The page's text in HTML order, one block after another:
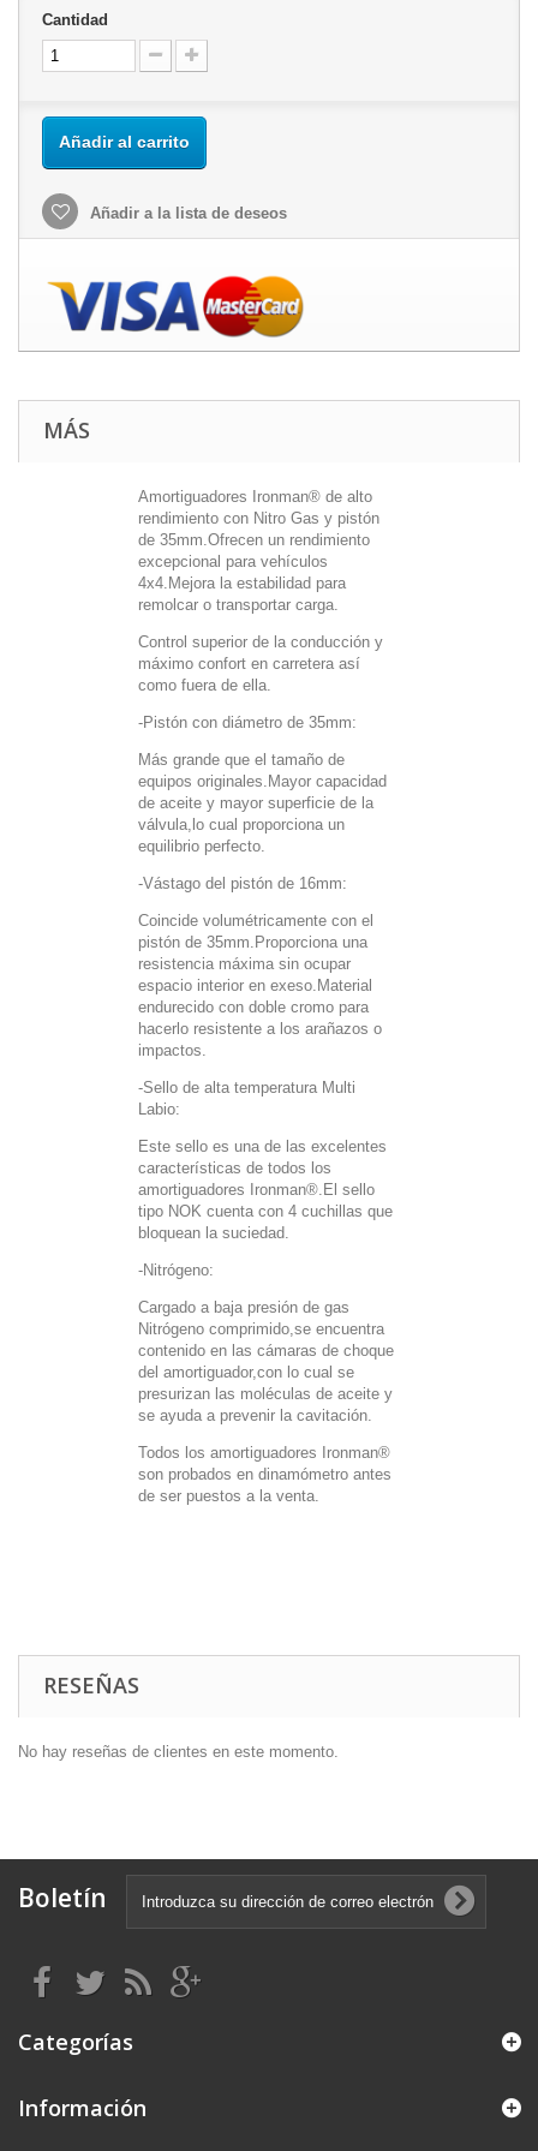
Cantidad
Añadir al carrito
Añadir a la lista de deseos
MÁS
Amortiguadores Ironman® de alto
rendimiento con Nitro Gas y pistón
de 35mm.Ofrecen un rendimiento
excepcional para vehículos
4x4.Mejora la estabilidad para
remolcar o transportar carga.
Control superior de la conducción y
máximo confort en carretera así
como fuera de ella.
-Pistón con diámetro de 35mm:
Más grande que el tamaño de
equipos originales.Mayor capacidad
de aceite y mayor superficie de la
válvula,lo cual proporciona un
equilibrio perfecto.
-Vástago del pistón de 16mm:
Coincide volumétricamente con el
pistón de 35mm.Proporciona una
resistencia máxima sin ocupar
espacio interior en exeso.Material
endurecido con doble cromo para
hacerlo resistente a los arañazos o
impactos.
-Sello de alta temperatura Multi
Labio:
Este sello es una de las excelentes
características de todos los
amortiguadores Ironman®.El sello
tipo NOK cuenta con 4 cuchillas que
bloquean la suciedad.
-Nitrógeno:
Cargado a baja presión de gas
Nitrógeno comprimido,se encuentra
contenido en las cámaras de choque
del amortiguador,con lo cual se
presurizan las moléculas de aceite y
se ayuda a prevenir la cavitación.
Todos los amortiguadores Ironman®
son probados en dinamómetro antes
de ser puestos a la venta.
RESEÑAS
No hay reseñas de clientes en este momento.
Boletín
Categorías
Información